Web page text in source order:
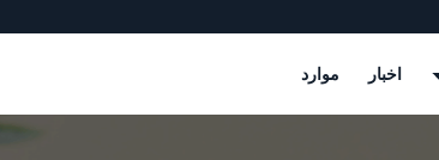
اخبار موارد